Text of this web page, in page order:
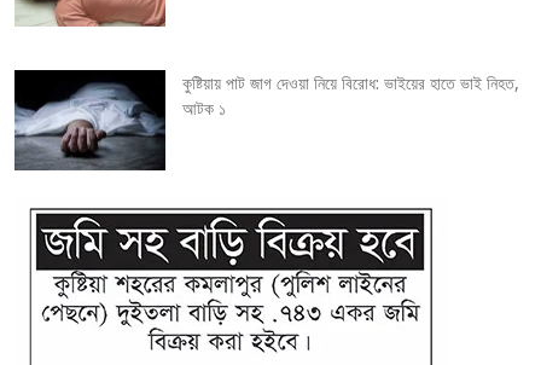
n
কুষ্টিয়ায় পাট জাগ দেওয়া নিয়ে বিরোধ: ভাইয়ের হাতে ভাই নিহত,
আটক ১